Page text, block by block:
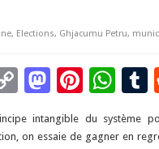
, Elections, Ghjacumu Petru,
m
C
p
M
as
to
Pi
nt
er
W
h
at
intangible du système
on essaie de gagner en